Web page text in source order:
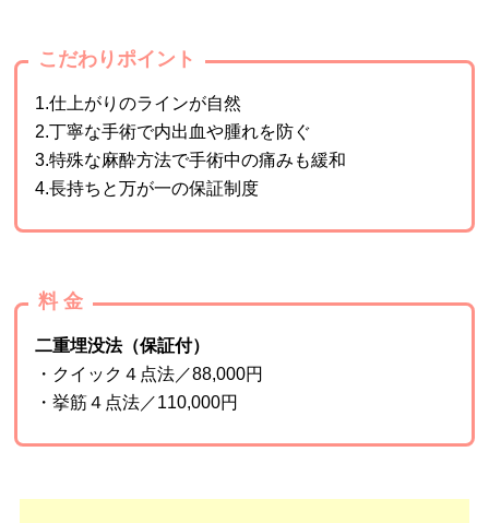
こだわりポイント
1.仕上がりのラインが自然
2.丁寧な手術で内出血や腫れを防ぐ
3.特殊な麻酔方法で手術中の痛みも緩和
4.長持ちと万が一の保証制度
料 金
二重埋没法（保証付）
・クイック４点法／88,000円
・挙筋４点法／110,000円